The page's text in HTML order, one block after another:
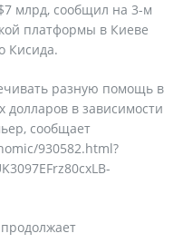
млрд, сообщил на 3-м
платформы в Киеве
Кисида.
разную помощь в
долларов в зависимости
сообщает
930582.html?